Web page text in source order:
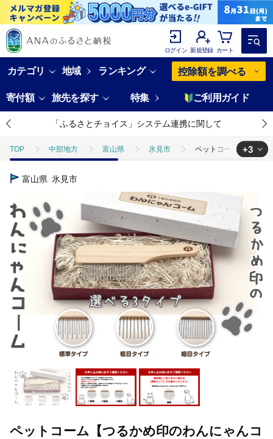
ログイン 新規登録 カート
カテゴリ 地域 ランキング 控除額を調べる
寄付額 旅先を探す 特集 ご利用ガイド
「ふるさとチョイス」システム連携に関して
TOP 中部地方 富山県 氷見市 ペットコーム【つるか
TOP
美容雑貨 ペットコーム【つるかめ印の
TOP 日用品・雑貨 伝統工芸品 ペットコーム【つるかめ印
+3
富山県 氷見市
ペットコーム【つるかめ印のわんにゃんコ